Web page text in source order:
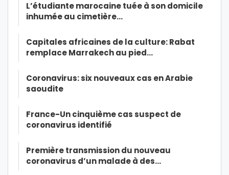
L’étudiante marocaine tuée à son domicile
inhumée au cimetière…
Capitales africaines de la culture: Rabat
remplace Marrakech au pied…
Coronavirus: six nouveaux cas en Arabie
saoudite
France-Un cinquième cas suspect de
coronavirus identifié
Première transmission du nouveau
coronavirus d’un malade à des…